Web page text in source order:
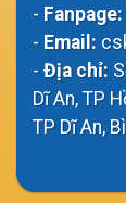
- Fanpage:
- Email:
- Địa chỉ:
Dĩ An, TP
TP Dĩ An,